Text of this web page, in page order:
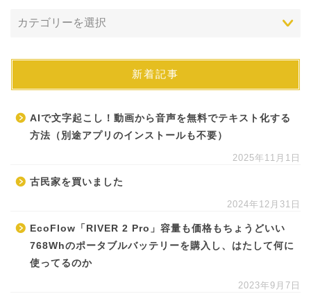
新着記事
AIで文字起こし！動画から音声を無料でテキスト化する
方法（別途アプリのインストールも不要）
2025年11月1日
古民家を買いました
2024年12月31日
EcoFlow「RIVER 2 Pro」容量も価格もちょうどいい
768Whのポータブルバッテリーを購入し、はたして何に
使ってるのか
2023年9月7日